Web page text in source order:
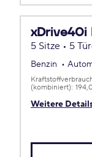
xDrive40i
5 Sitze • 5
Benzin
Weitere
(kombiniert):